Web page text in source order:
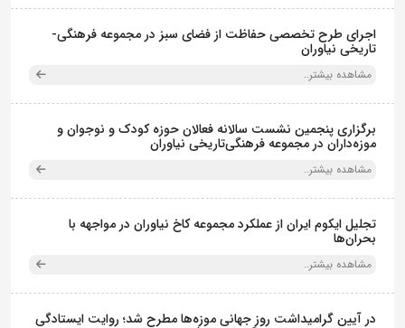
اجرای طرح تخصصی حفاظت از فضای سبز در مجموعه فرهنگی-
تاریخی نیاوران
مشاهده بیشتر..
برگزاری پنجمین نشست سالانه فعالان حوزه کودک و نوجوان و
موزه‌داران در مجموعه فرهنگی‌تاریخی نیاوران
مشاهده بیشتر..
تجلیل ایکوم ایران از عملکرد مجموعه کاخ نیاوران در مواجهه با
بحران‌ها
مشاهده بیشتر..
در آیین گرامیداشت روز جهانی موزه‌ها مطرح شد؛ روایت ایستادگی